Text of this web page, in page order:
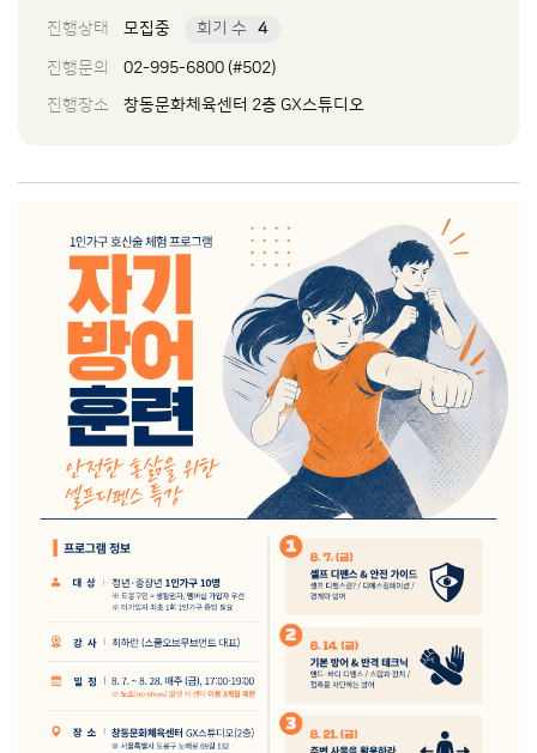
진행상태 모집중 회기 수 4
진행문의
02-995-6800 (#502)
진행장소
창동문화체육센터 2층 GX스튜디오